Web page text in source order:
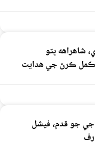
شاهراهه ڀٽو
جو قدم، فيشل